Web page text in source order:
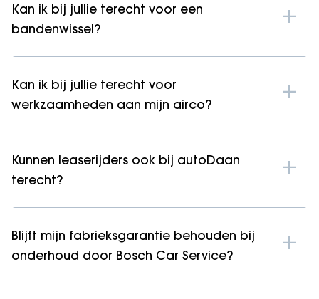
Kan ik bij jullie terecht voor een
bandenwissel?
Kan ik bij jullie terecht voor
werkzaamheden aan mijn airco?
Kunnen leaserijders ook bij autoDaan
terecht?
Blijft mijn fabrieksgarantie behouden bij
onderhoud door Bosch Car Service?